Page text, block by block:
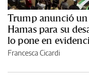
Trump anunció un
Hamas para su
lo pone en
Francesca Cicardi